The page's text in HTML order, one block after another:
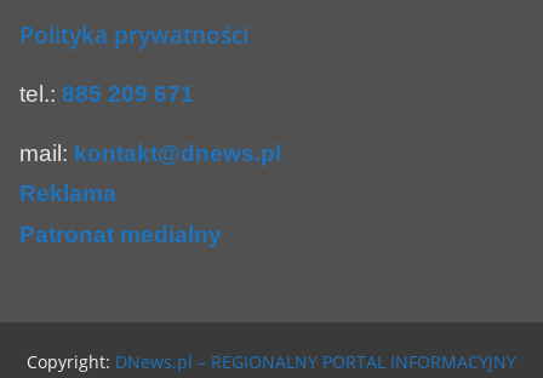
Polityka prywatności
tel.: 885 209 671
mail: kontakt@dnews.pl
Reklama
Patronat medialny
Copyright: DNews.pl – REGIONALNY PORTAL INFORMACYJNY